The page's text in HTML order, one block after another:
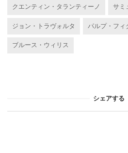
クエンティン・タランティーノ サミ
ジョン・トラヴォルタ パルプ・フィ
ブルース・ウィリス
シェアする